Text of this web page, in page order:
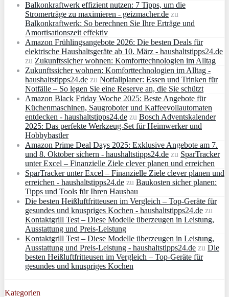
Balkonkraftwerk effizient nutzen: 7 Tipps, um die
Stromerträge zu maximieren - geizmacher.de zu
Balkonkraftwerk: So berechnen Sie Ihre Erträge und
Amortisationszeit effektiv
Amazon Frühlingsangebote 2026: Die besten Deals für
elektrische Haushaltsgeräte ab 10. März - haushaltstipps24.de
zu Zukunftssicher wohnen: Komforttechnologien im Alltag
Zukunftssicher wohnen: Komforttechnologien im Alltag -
haushaltstipps24.de zu Notfallplaner: Essen und Trinken für
Notfälle – So legen Sie eine Reserve an, die Sie schützt
Amazon Black Friday Woche 2025: Beste Angebote für
Küchenmaschinen, Saugroboter und Kaffeevollautomaten
entdecken - haushaltstipps24.de zu Bosch Adventskalender
2025: Das perfekte Werkzeug-Set für Heimwerker und
Hobbybastler
Amazon Prime Deal Days 2025: Exklusive Angebote am 7.
und 8. Oktober sichern - haushaltstipps24.de zu SparTracker
unter Excel – Finanzielle Ziele clever planen und erreichen
SparTracker unter Excel – Finanzielle Ziele clever planen und
erreichen - haushaltstipps24.de zu Baukosten sicher planen:
Tipps und Tools für Ihren Hausbau
Die besten Heißluftfritteusen im Vergleich – Top-Geräte für
gesundes und knuspriges Kochen - haushaltstipps24.de zu
Kontaktgrill Test – Diese Modelle überzeugen in Leistung,
Ausstattung und Preis-Leistung
Kontaktgrill Test – Diese Modelle überzeugen in Leistung,
Ausstattung und Preis-Leistung - haushaltstipps24.de zu Die
besten Heißluftfritteusen im Vergleich – Top-Geräte für
gesundes und knuspriges Kochen
Kategorien